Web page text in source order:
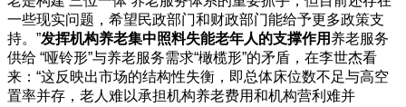
一些现实问题，希望民政部门和财政部门能给予更多政策支
持。”发挥机构养老集中照料失能老年人的支撑作用 养老服务
供给 “哑铃形”与养老服务需求“橄榄形”的矛盾，在李世杰看
来：“这反映出市场的结构性失衡，即总体床位数不足与高空
置率并存，老人难以承担机构养老费用和机构营利难并